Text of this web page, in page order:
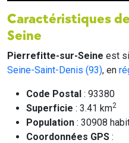
Caractéristiques
Seine
Pierrefitte-sur-Seine est
Seine-Saint-Denis (93), en
Code Postal : 93380
Superficie : 3.41 km2
Population : 30908
Coordonnées GPS :